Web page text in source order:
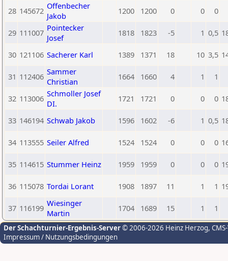
28 145672 Offenbecher
Jakob
1200 1200 0 0 0
29 111007 Pointecker
Josef
1818 1823 -5 1 0,5
30 121106 Sacherer Karl 1389 1371 18 10 3,5
31 112406 Sammer
Christian
1664 1660 4 1 1
32 113006 Schmoller Josef
DI.
1721 1721 0 0 0
33 146194 Schwab Jakob 1596 1602 -6 1 0,5
34 113555 Seiler Alfred 1524 1524 0 0 0
35 114615 Stummer Heinz 1959 1959 0 0 0
36 115078 Tordai Lorant 1908 1897 11 1 1
37 116199 Wiesinger
Martin
1704 1689 15 1 1
Der Schachturnier-Ergebnis-Server© 2006-2026 Heinz Herzog,
Impressum / Nutzungsbedingungen